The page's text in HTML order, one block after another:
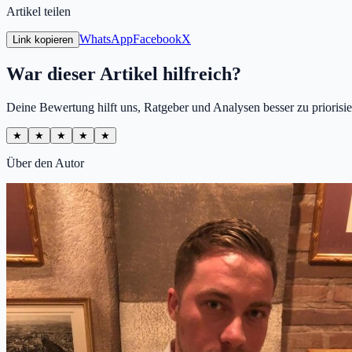
Artikel teilen
Link kopieren WhatsAppFacebookX
War dieser Artikel hilfreich?
Deine Bewertung hilft uns, Ratgeber und Analysen besser zu
★ ★ ★ ★ ★
Über den Autor